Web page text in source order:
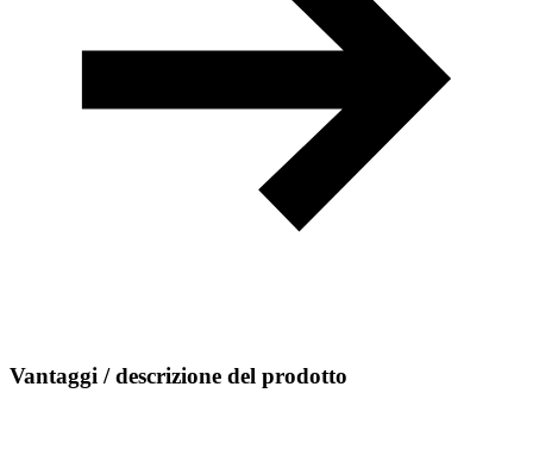
Vantaggi / descrizione del prodotto